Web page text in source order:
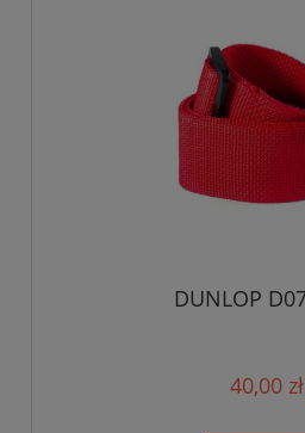
DUNLOP
40,00 zł